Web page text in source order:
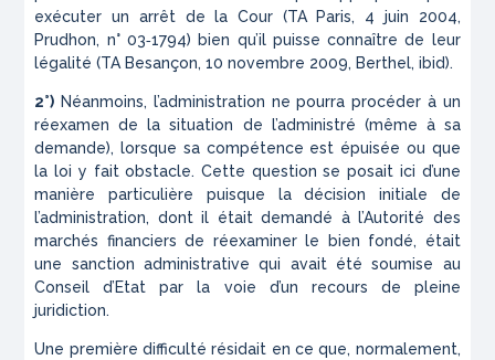
exécuter un arrêt de la Cour (TA Paris, 4 juin 2004,
Prudhon, n° 03‑1794) bien qu’il puisse connaître de leur
légalité (TA Besançon, 10 novembre 2009, Berthel,ibid).
2°) Néanmoins, l’administration ne pourra procéder à un
réexamen de la situation de l’administré (même à sa
demande), lorsque sa compétence est épuisée ou que
la loi y fait obstacle. Cette question se posait ici d’une
manière particulière puisque la décision initiale de
l’administration, dont il était demandé à l’Autorité des
marchés financiers de réexaminer le bien fondé, était
une sanction administrative qui avait été soumise au
Conseil d’Etat par la voie d’un recours de pleine
juridiction.
Une première difficulté résidait en ce que, normalement,